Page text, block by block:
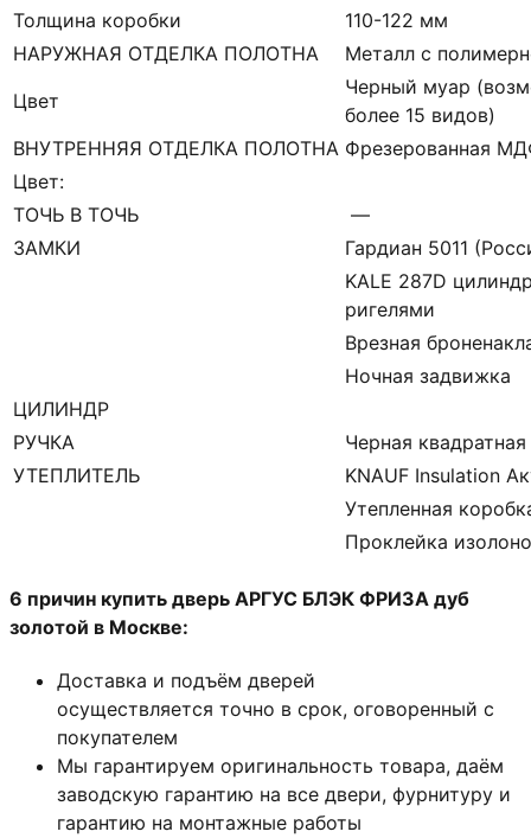
Толщина коробки
110-122 мм
НАРУЖНАЯ ОТДЕЛКА ПОЛОТНА
Металл с
Цвет
Черный муар
более 15 видов)
ВНУТРЕННЯЯ ОТДЕЛКА ПОЛОТНА Фрезерованная
Цвет:
ТОЧЬ В ТОЧЬ
—
ЗАМКИ
Гардиан 5011
KALE 287D
ригелями
Врезная
Ночная задвижка
ЦИЛИНДР
РУЧКА
Черная
УТЕПЛИТЕЛЬ
KNAUF Insulation
Утепленная
Проклейка
6 причин купить дверь АРГУС БЛЭК ФРИЗА дуб
золотой в Москве:
Доставка и подъём дверей
осуществляется точно в срок, оговоренный с
покупателем
Мы гарантируем оригинальность товара, даём
заводскую гарантию на все двери, фурнитуру и
гарантию на монтажные работы